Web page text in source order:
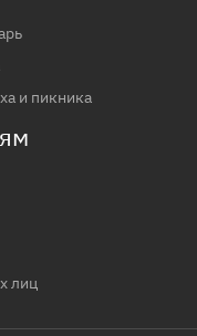
и пикника
лиц